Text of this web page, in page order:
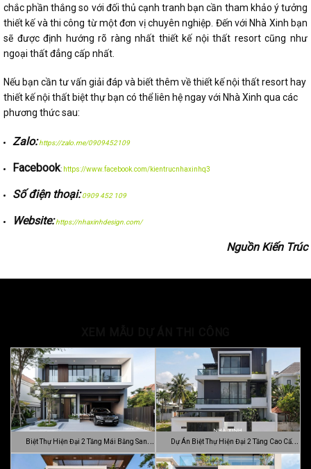
chắc phần thắng so với đối thủ cạnh tranh bạn cần tham khảo ý tưởng
thiết kế và thi công từ một đơn vị chuyên nghiệp. Đến với Nhà Xinh bạn
sẽ được định hướng rõ ràng nhất thiết kế nội thất resort cũng như
ngoại thất đẳng cấp nhất.
Nếu bạn cần tư vấn giải đáp và biết thêm về thiết kế nội thất resort hay
thiết kế nội thất biệt thự bạn có thể liên hệ ngay với Nhà Xinh qua các
phương thức sau:
Zalo: https://zalo.me/0909452109
Facebook: https://www.facebook.com/kientrucnhaxinhq3
Số điện thoại: 0909 452 109
Website: https://nhaxinhdesign.com/
Nguồn Kiến Trúc
Biệt Thự Hiện Đại 2 Tầng Mái Bằng Sang Dự Án Biệt Thự Hiện Đại 2 Tầng Cao Cấp
Đ…